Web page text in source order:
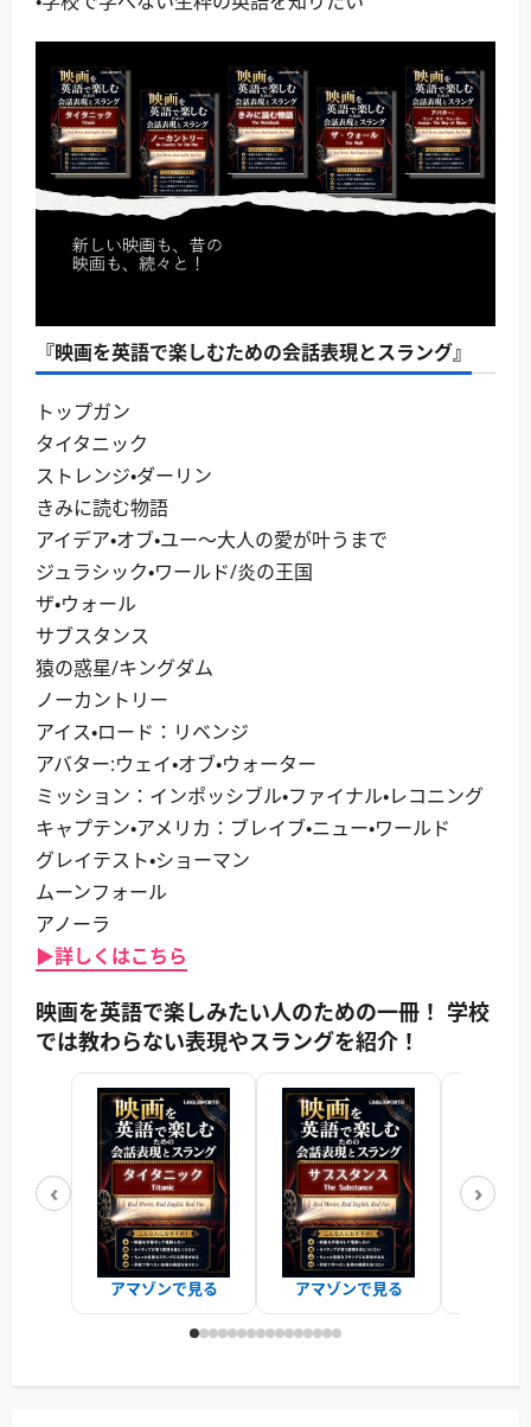
『映画を英語で楽しむための会話表現とスラング』
トップガン
タイタニック
ストレンジ・ダーリン
きみに読む物語
アイデア・オブ・ユー～大人の愛が叶うまで
ジュラシック・ワールド/炎の王国
ザ・ウォール
サブスタンス
猿の惑星/キングダム
ノーカントリー
アイス・ロード：リベンジ
アバター:ウェイ・オブ・ウォーター
ミッション：インポッシブル・ファイナル・レコニング
キャプテン・アメリカ：ブレイブ・ニュー・ワールド
グレイテスト・ショーマン
ムーンフォール
アノーラ
▶詳しくはこちら
映画を英語で楽しみたい人のための一冊！ 学校
では教わらない表現やスラングを紹介！
‹
アマゾンで見る アマゾンで見る
›